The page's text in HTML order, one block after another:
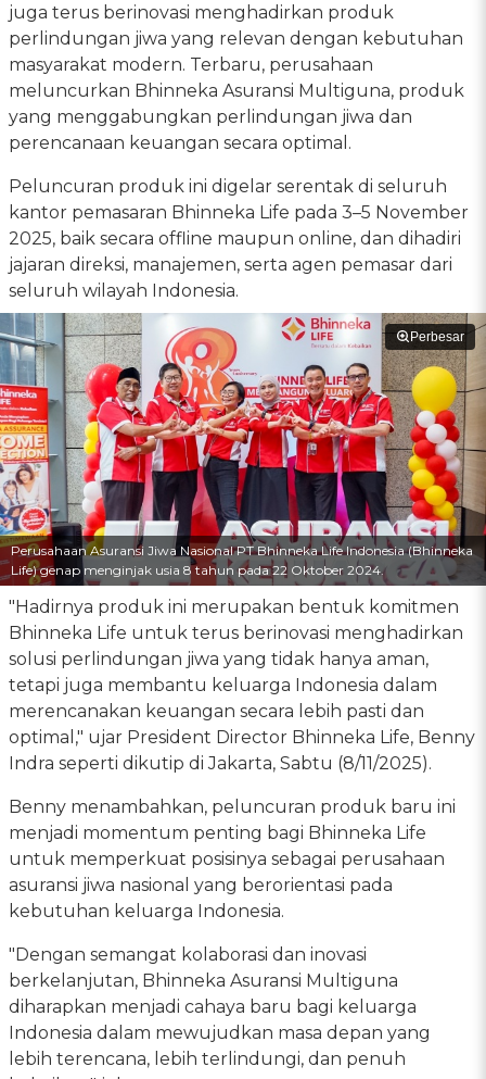
juga terus berinovasi menghadirkan produk
perlindungan jiwa yang relevan dengan kebutuhan
masyarakat modern. Terbaru, perusahaan
meluncurkan Bhinneka Asuransi Multiguna, produk
yang menggabungkan perlindungan jiwa dan
perencanaan keuangan secara optimal.
Peluncuran produk ini digelar serentak di seluruh
kantor pemasaran Bhinneka Life pada 3–5 November
2025, baik secara offline maupun online, dan dihadiri
jajaran direksi, manajemen, serta agen pemasar dari
seluruh wilayah Indonesia.
Perbesar
Perusahaan Asuransi Jiwa Nasional PT Bhinneka Life Indonesia (Bhinneka
Life) genap menginjak usia 8 tahun pada 22 Oktober 2024.
"Hadirnya produk ini merupakan bentuk komitmen
Bhinneka Life untuk terus berinovasi menghadirkan
solusi perlindungan jiwa yang tidak hanya aman,
tetapi juga membantu keluarga Indonesia dalam
merencanakan keuangan secara lebih pasti dan
optimal," ujar President Director Bhinneka Life, Benny
Indra seperti dikutip di Jakarta, Sabtu (8/11/2025).
Benny menambahkan, peluncuran produk baru ini
menjadi momentum penting bagi Bhinneka Life
untuk memperkuat posisinya sebagai perusahaan
asuransi jiwa nasional yang berorientasi pada
kebutuhan keluarga Indonesia.
"Dengan semangat kolaborasi dan inovasi
berkelanjutan, Bhinneka Asuransi Multiguna
diharapkan menjadi cahaya baru bagi keluarga
Indonesia dalam mewujudkan masa depan yang
lebih terencana, lebih terlindungi, dan penuh